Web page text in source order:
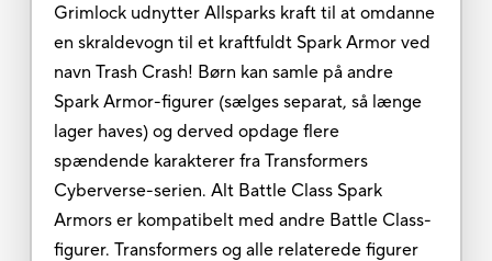
Grimlock udnytter Allsparks kraft til at omdanne
en skraldevogn til et kraftfuldt Spark Armor ved
navn Trash Crash! Børn kan samle på andre
Spark Armor-figurer (sælges separat, så længe
lager haves) og derved opdage flere
spændende karakterer fra Transformers
Cyberverse-serien. Alt Battle Class Spark
Armors er kompatibelt med andre Battle Class-
figurer. Transformers og alle relaterede figurer